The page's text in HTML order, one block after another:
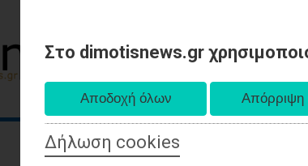
Στο dimotisnews.gr
Δήλωση cookies